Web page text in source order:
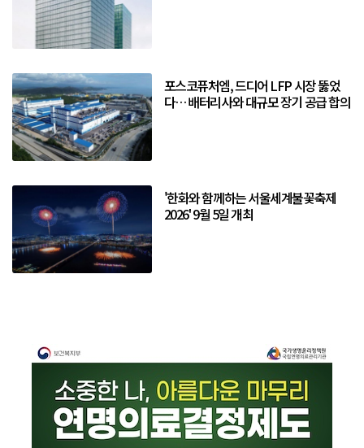
포스코퓨처엠, 드디어 LFP 시장 뚫었
다… 배터리사와 대규모 장기 공급 합의
'한화와 함께하는 서울세계불꽃축제
2026' 9월 5일 개최